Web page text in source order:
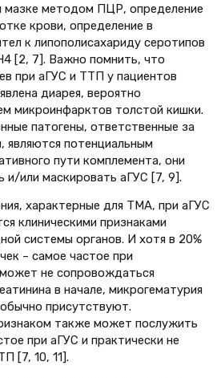
мазке методом ПЦР, определение
крови, определение в
к липополисахариду серотипов
[2, 7]. Важно помнить, что
при аГУС и ТТП у пациентов
диарея, вероятно
микроинфарктов толстой кишки.
патогены, ответственные за
являются потенциальным
пути комплемента, они
и/или маскировать аГУС [7, 9].
характерные для ТМА, при аГУС
клиническими признаками
системы органов. И хотя в 20%
– самое частое при
не сопровождаться
в начале, микрогематурия
присутствуют.
также может послужить
при аГУС и практически не
[7, 10, 11].